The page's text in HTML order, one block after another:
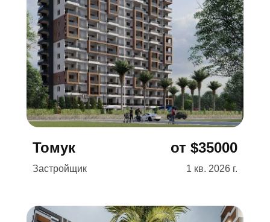
Подробнее →
Томук
Застройщик 1 кв. 2026 г.
от $35000